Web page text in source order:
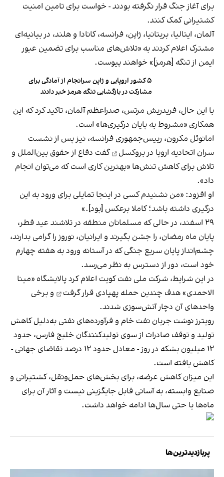
برای آغاز جنگ قرار نگرفته بودند - خواست برای تامین امنیت
کشتیرانی کمک کنند.
آلمان، ایتالیا، بریتانیا، ژاپن، فرانسه، کانادا و هلند، در بیانیه‌ای
مشترک اعلام کردند به «تلاش‌های مناسب برای تضمین عبور
ایمن از تنگه [هرمز]» خواهند پیوست.
۵ کشور اروپایی و ژاپن سرانجام از آمادگی برای
مشارکت در بازگشایی تنگه هرمز خبر دادند
با این حال، فریدریش مرتس، صدراعظم آلمان، تاکید کرد که این
همکاری «مشروط به پایان درگیری‌ها» است.
امانوئل مکرون، رییس‌جمهوری فرانسه، نیز پس ازنشست
سران اتحادیه اروپا در بروکسل
گفت دفاع از حقوق بین‌الملل و
تلاش برای کاهش تنش‌ها «بهترین کاری است که می‌توان انجام
داد».
او افزود: «من نشنیدم کسی در اینجا تمایلی برای ورود به این
درگیری داشته باشد؛ کاملا برعکس [بود].»
۲۹ اسفند، در حالی که مسلمانان منطقه در تلاشند عید فطر،
پایان ماه رمضان، را جشن بگیرند و ایرانیان، نوروز را گرامی بدارند،
چشم‌انداز پایان سریع جنگی که در آستانه ورود به هفته چهارم
خود است، دور از دسترس به نظر می‌رسد.
در این شرایط، شرکت ملی نفت کویت اعلام کرد پالایشگاه «مینا
الاحمدی» هدف چندین حمله پهپادی قرار گرفت
و برخی
واحدهای آن دچار آتش‌سوزی شدند.
رویترز نوشت جریان نفت خام و فرآورده‌های نفتی به‌دلیل کاهش
تولید و توقف صادرات از سوی تولیدکنندگان خلیج فارس، حدود
۱۲ میلیون بشکه در روز - معادل حدود ۱۲ درصد تقاضای جهانی -
کاهش یافته است.
این میزان کاهش عرضه، برای بخش‌های حمل‌ونقل، کشتیرانی و
صنایع وابسته، به آسانی قابل جایگزینی نیست و آثار آن برای
ماه‌ها یا حتی سال‌ها ادامه خواهد داشت.
پربازدیدترین‌ها